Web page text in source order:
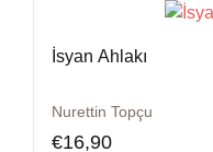
İsyan Ahlakı
Nurettin Topçu
€16,90